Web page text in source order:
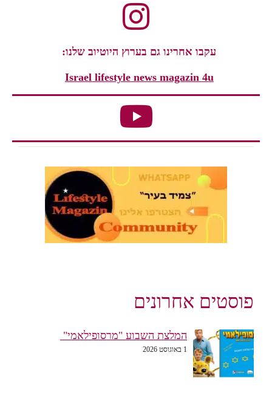
עקבו אחרינו גם בערוץ היוטיוב שלנו:
Israel lifestyle news magazin 4u
פוסטים אחרונים
המלצת השבוע "מרסופילאמי"
1 באוגוסט 2026